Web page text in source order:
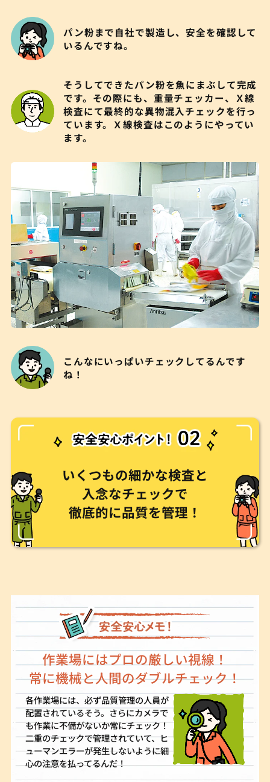
パン粉まで自社で製造し、安全を確認して
いるんですね。
そうしてできたパン粉を魚にまぶして完成
です。その際にも、重量チェッカー、Ｘ線
検査にて最終的な異物混入チェックを行っ
ています。Ｘ線検査はこのようにやってい
ます。
こんなにいっぱいチェックしてるんです
ね！
いくつもの細かな検査と
入念なチェックで
徹底的に品質を管理！
作業場にはプロの厳しい視線！
常に機械と人間のダブルチェック！
各作業場には、必ず品質管理の人員が
配置されているそう。さらにカメラで
も作業に不備がないか常にチェック！
二重のチェックで管理されていて、ヒ
ューマンエラーが発生しないように細
心の注意を払ってるんだ！